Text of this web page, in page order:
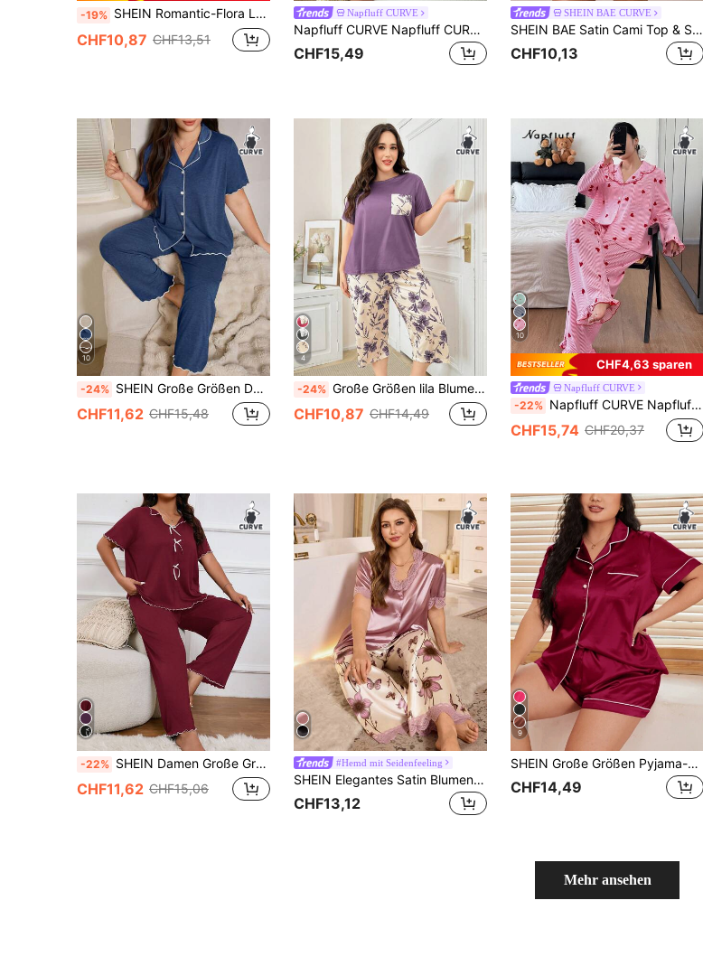
-19% SHEIN Romantic-Flora Lässiges Pyjama-Set für Damen in Übergröße mit kontrastierender Spitze und bequemer Passform, Pyjama-Set für Kurven, Outfits
CHF10,87 CHF13,51
Napfluff CURVE
Napfluff CURVE Napfluff CURVE Zitronen-Streifen-Muster Pyjama-Set mit Revers, Knopfleiste vorne, Kurzarm und langer Hose in Große Größen
CHF15,49
SHEIN BAE CURVE
SHEIN BAE Satin Cami Top & Shorts Pyjama Set mit Spitzenbesatz, Große Größen
CHF10,13
10
-24% SHEIN Große Größen Damen marineblau Rüschen Saum super weich fließend leicht Blumen Chiffon Strick Stoff klassisch locker Umlegekragen offene Vorderseite Kurzarm Hose, Casual Loungewear Pyjama Set
CHF11,62 CHF15,48
4
-24% Große Größen lila Blume Muster Taschen dekoriertes Kurzarm T-Shirt & Caprihose Set, Outfit
CHF10,87 CHF14,49
10
CHF4,63 sparen
Napfluff CURVE
-22% Napfluff CURVE Napfluff CURVE Damen Große Größen Pilzkragen gestreifter Herzdruck Pyjama Set, Herbst & Winter Kleidung
CHF15,74 CHF20,37
-22% SHEIN Damen Große Größen rotes V-Ausschnitt Rüschen Schleife Weiche bequeme Milchseide Strick Kurzarm Hose, minimalistischer Casual Pyjama Set geeignet für Loungewear
CHF11,62 CHF15,06
#Hemd mit Seidenfeeling
SHEIN Elegantes Satin Blumen Spitzenbesatz Kurzarm Pyjama Set, Große Größen
CHF13,12
9
SHEIN Große Größen Pyjama-Set mit Kontrast-Besatz, Knopfleiste und Kurzarm-Top sowie Shorts
CHF14,49
Mehr ansehen